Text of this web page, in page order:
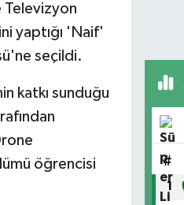
Televizyon
yaptığı 'Naif'
seçildi.
katkı sunduğu
öğrencisi
#
1